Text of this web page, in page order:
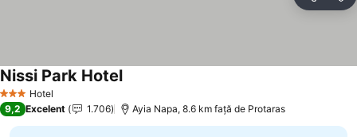
3 SteleHotel
Nissi Park HotelVedeți prețurile
9,2 Excelent 1.706 Ayia Napa, 8.6 km faţă de Protaras